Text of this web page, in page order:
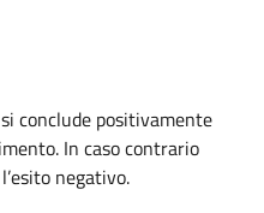
conclude positivamente
In caso contrario
negativo.